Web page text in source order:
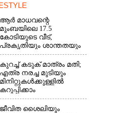
ആർ മാധവന്റെ
മുംബയിലെ 17.5
കോടിയുടെ വീട്,​
പ്രകൃതിയും ശാന്തതയും
നിറയുന്നയിടം
കുറച്ച് കടുക് മാത്രം മതി;
എത്ര നരച്ച മുടിയും
മിനിറ്റുകൾക്കുള്ളിൽ
കറുപ്പിക്കാം
ജീവിത ശൈലിയും